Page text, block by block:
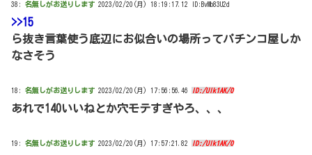
38: 名無しがお送りします 2023/02/20(月) 18:19:17.12 ID:BvMb83U2d
>>15
ら抜き言葉使う底辺にお似合いの場所ってパチンコ屋しか
なさそう
18: 名無しがお送りします 2023/02/20(月) 17:56:56.46 ID:/Ulk1AK/0
あれで140いいねとか穴モテすぎやろ、、、
19: 名無しがお送りします 2023/02/20(月) 17:57:21.82 ID:/Ulk1AK/0